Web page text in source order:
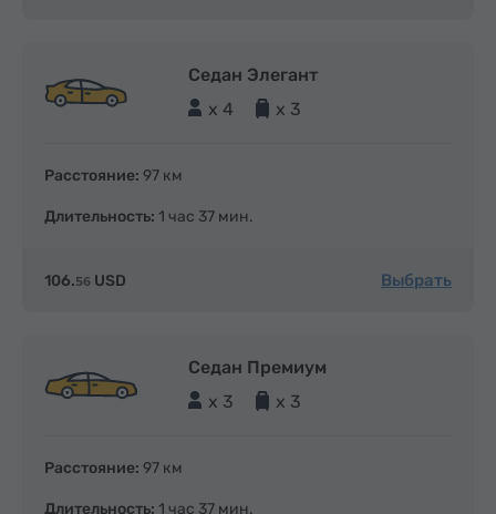
Седан Элегант
x 4
x 3
Расстояние: 97 км
Длительность: 1 час 37 мин.
106.56 USD Выбрать
Седан Премиум
x 3
x 3
Расстояние: 97 км
Длительность: 1 час 37 мин.